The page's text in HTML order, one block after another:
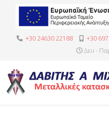
+30 24630 22188 +30
Δευ -